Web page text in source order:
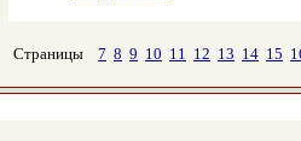
Страницы 7 8 9 10 11 12 13 14 15